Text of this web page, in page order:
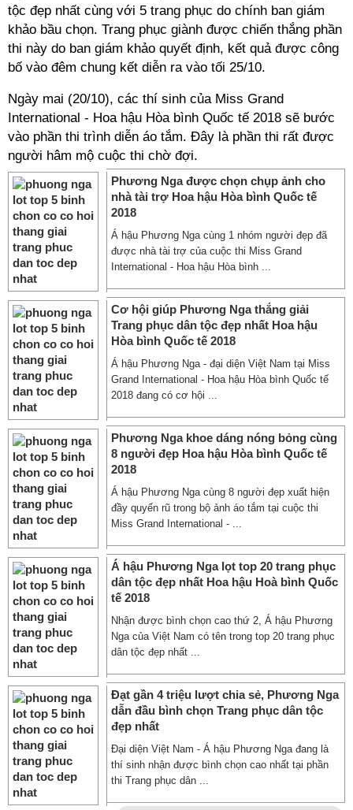
tộc đẹp nhất cùng với 5 trang phục do chính ban giám
khảo bầu chọn. Trang phục giành được chiến thắng phần
thi này do ban giám khảo quyết định, kết quả được công
bố vào đêm chung kết diễn ra vào tối 25/10.
Ngày mai (20/10), các thí sinh của Miss Grand
International - Hoa hậu Hòa bình Quốc tế 2018 sẽ bước
vào phần thi trình diễn áo tắm. Đây là phần thi rất được
người hâm mộ cuộc thi chờ đợi.
Phương Nga được chọn chụp ảnh cho
nhà tài trợ Hoa hậu Hòa bình Quốc tế
2018
Á hậu Phương Nga cùng 1 nhóm người đẹp đã
được nhà tài trợ của cuộc thi Miss Grand
International - Hoa hậu Hòa bình ...
Cơ hội giúp Phương Nga thắng giải
Trang phục dân tộc đẹp nhất Hoa hậu
Hòa bình Quốc tế 2018
Á hậu Phương Nga - đại diện Việt Nam tại Miss
Grand International - Hoa hậu Hòa bình Quốc tế
2018 đang có cơ hội ...
Phương Nga khoe dáng nóng bỏng cùng
8 người đẹp Hoa hậu Hòa bình Quốc tế
2018
Á hậu Phương Nga cùng 8 người đẹp xuất hiện
đầy quyến rũ trong bộ ảnh áo tắm tại cuộc thi
Miss Grand International - ...
Á hậu Phương Nga lọt top 20 trang phục
dân tộc đẹp nhất Hoa hậu Hoà bình Quốc
tế 2018
Nhận được bình chọn cao thứ 2, Á hậu Phương
Nga của Việt Nam có tên trong top 20 trang phục
dân tộc đẹp nhất ...
Đạt gần 4 triệu lượt chia sẻ, Phương Nga
dẫn đầu bình chọn Trang phục dân tộc
đẹp nhất
Đại diện Việt Nam - Á hậu Phương Nga đang là
thí sinh nhận được bình chọn cao nhất tại phần
thi Trang phục dân ...